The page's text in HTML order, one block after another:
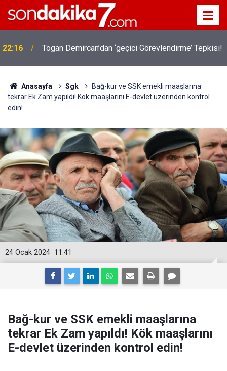
19:32 Sıcak Havalarda Ödem Şikayetini Hafife Almayın!
Anasayfa Sgk
Bağ-kur ve SSK emekli maaşlarına
tekrar Ek Zam yapıldı! Kök maaşlarını E-devlet üzerinden kontrol
edin!
11:41
24 Ocak 2024
Bağ-kur ve SSK emekli maaşlarına
tekrar Ek Zam yapıldı! Kök maaşlarını
E-devlet üzerinden kontrol edin!